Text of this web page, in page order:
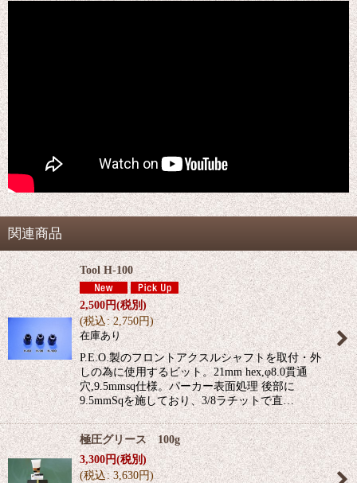
関連商品
Tool H-100
2,500円(税別)
(税込: 2,750円)
在庫あり
P.E.O.製のフロントアクスルシャフトを取付・外
しの為に使用するビット。21mm hex,φ8.0貫通
穴,9.5mmsq仕様。パーカー表面処理 後部に
9.5mmSqを施しており、3/8ラチットで直…
極圧グリース 100g
3,300円(税別)
(税込: 3,630円)